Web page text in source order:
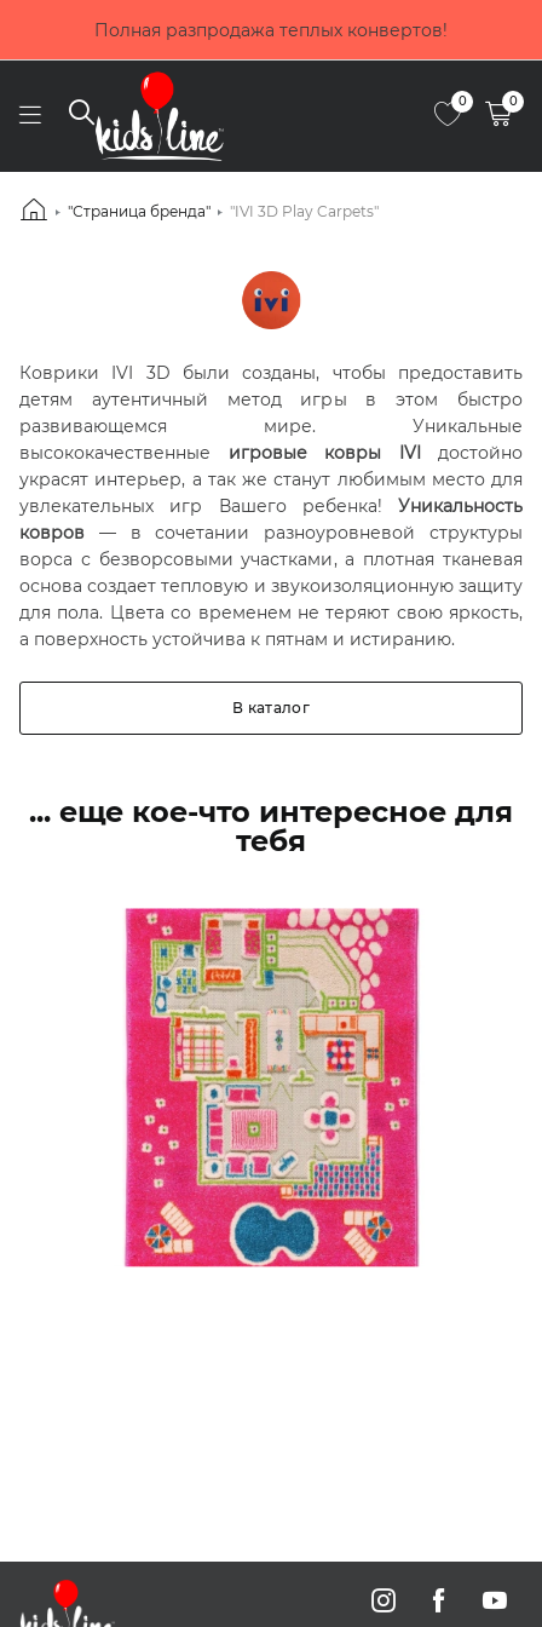
Полная разпродажа теплых конвертов!
0 0
"Страница бренда" "IVI 3D Play Carpets"
Коврики IVI 3D были созданы, чтобы предоставить
детям аутентичный метод игры в этом быстро
развивающемся мире. Уникальные
высококачественные игровые ковры IVI достойно
украсят интерьер, а так же станут любимым место для
увлекательных игр Вашего ребенка! Уникальность
ковров — в сочетании разноуровневой структуры
ворса с безворсовыми участками, а плотная тканевая
основа создает тепловую и звукоизоляционную защиту
для пола. Цвета со временем не теряют свою яркость,
а поверхность устойчива к пятнам и истиранию.
В каталог
... еще кое-что интересное для
тебя